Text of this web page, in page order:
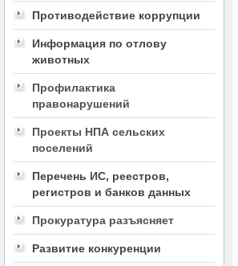
Противодействие коррупции
Информация по отлову
животных
Профилактика
правонарушений
Проекты НПА сельских
поселений
Перечень ИС, реестров,
регистров и банков данных
Прокуратура разъясняет
Развитие конкуренции